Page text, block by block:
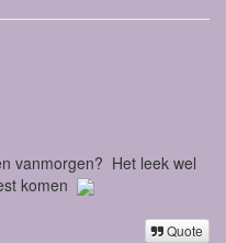
vanmorgen? Het leek wel
komen
Quote